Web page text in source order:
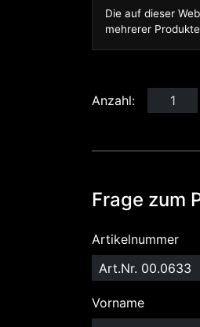
Die auf dieser
mehrerer
Anzahl:
Frage zum
Artikelnummer
Vorname